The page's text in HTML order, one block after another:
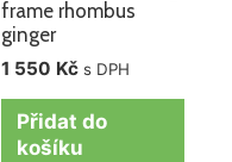
frame rhombus
ginger
1 550 Kč s DPH
Přidat do
košíku